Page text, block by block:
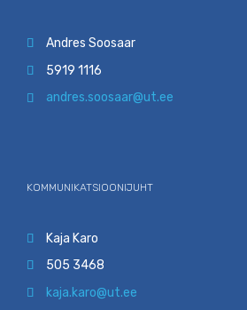
 Andres Soosaar
 5919 1116
 andres.soosaar@ut.ee
KOMMUNIKATSIOONIJUHT
 Kaja Karo
 505 3468
 kaja.karo@ut.ee